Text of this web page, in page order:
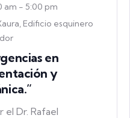
am - 5:00 pm
Edificio esquinero
en
y
el Dr. Rafael